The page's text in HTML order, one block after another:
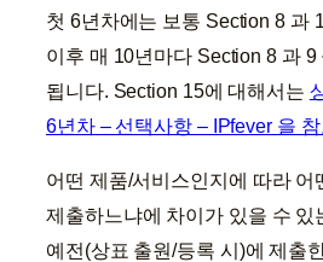
첫 6년차에는 보통 Section 8 과
이후 매 10년마다 Section 8 과 9
됩니다. Section 15에 대해서는
6년차 – 선택사항 – IPfever 을 참
어떤 제품/서비스인지에 따라 어
제출하느냐에 차이가 있을 수 있
예전(상표 출원/등록 시)에 제출